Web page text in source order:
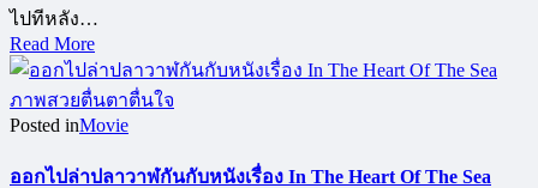
ไปทีหลัง…
Read More
Posted inMovie
ออกไปล่าปลาวาฬกันกับหนังเรื่อง In The Heart Of The Sea